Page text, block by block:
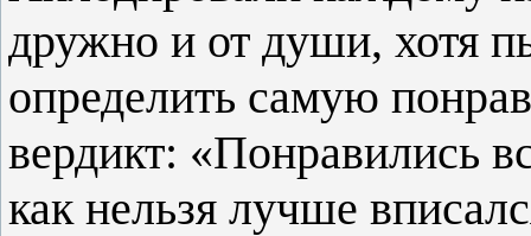
дружно и от души, хотя
определить самую
вердикт: «Понравились
как нельзя лучше